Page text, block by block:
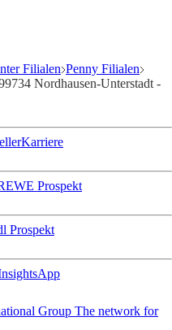
Filialen Penny Filialen
Nordhausen-Unterstadt -
Karriere
Prospekt
Prospekt
App
Group The network for